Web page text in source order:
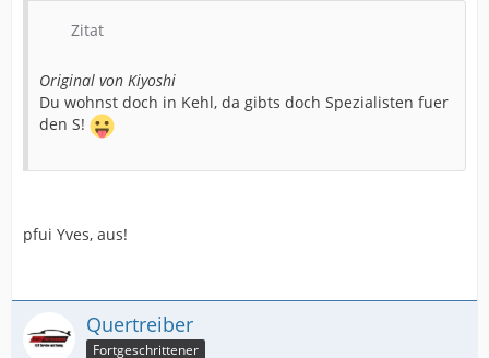
Zitat
Original von Kiyoshi
Du wohnst doch in Kehl, da gibts doch Spezialisten fuer
den S!
pfui Yves, aus!
Quertreiber
Fortgeschrittener